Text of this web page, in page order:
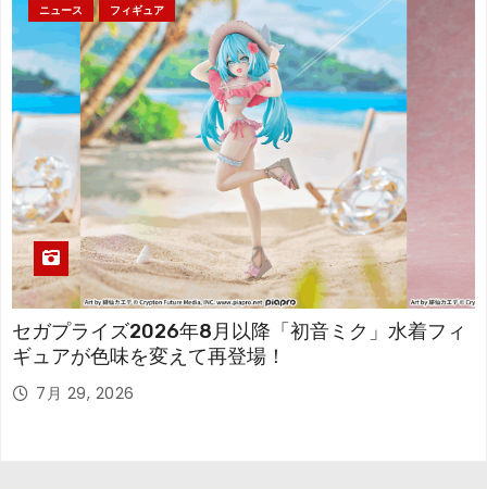
ニュース フィギュア
セガプライズ2026年8月以降「初音ミク」水着フィ
ギュアが色味を変えて再登場！
7月 29, 2026